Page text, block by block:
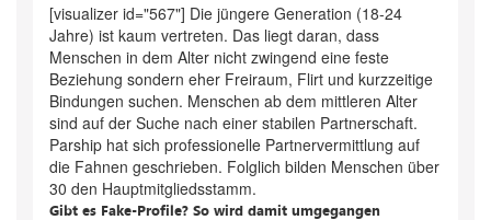
[visualizer id="567"] Die jüngere Generation (18-24
Jahre) ist kaum vertreten. Das liegt daran, dass
Menschen in dem Alter nicht zwingend eine feste
Beziehung sondern eher Freiraum, Flirt und kurzzeitige
Bindungen suchen. Menschen ab dem mittleren Alter
sind auf der Suche nach einer stabilen Partnerschaft.
Parship hat sich professionelle Partnervermittlung auf
die Fahnen geschrieben. Folglich bilden Menschen über
30 den Hauptmitgliedsstamm.
Gibt es Fake-Profile? So wird damit umgegangen